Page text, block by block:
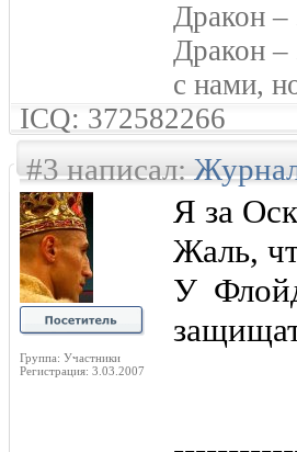
Дракон –
Дракон –
с нами,
ICQ: 372582266
#3 написал:
Группа: Участники
Регистрация: 3.03.2007
Я за
Жаль,
У